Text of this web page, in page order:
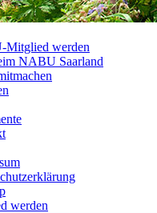
Mitglied werden
NABU Saarland
werden